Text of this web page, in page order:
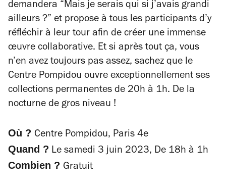
demandera “Mais je serais qui si j’avais grandi
ailleurs ?” et propose à tous les participants d’y
réfléchir à leur tour afin de créer une immense
œuvre collaborative. Et si après tout ça, vous
n’en avez toujours pas assez, sachez que le
Centre Pompidou ouvre exceptionnellement ses
collections permanentes de 20h à 1h. De la
nocturne de gros niveau !
Où ? Centre Pompidou, Paris 4e
Quand ? Le samedi 3 juin 2023, De 18h à 1h
Combien ? Gratuit